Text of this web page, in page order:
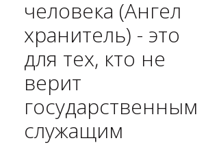
человека (Ангел
хранитель) - это
для тех, кто не
верит
государственным
служащим